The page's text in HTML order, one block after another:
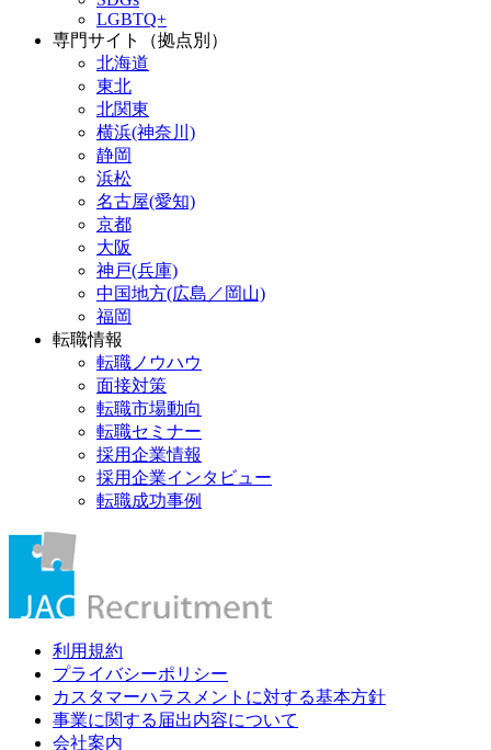
LGBTQ+
専門サイト（拠点別）
北海道
東北
北関東
横浜(神奈川)
静岡
浜松
名古屋(愛知)
京都
大阪
神戸(兵庫)
中国地方(広島／岡山)
福岡
転職情報
転職ノウハウ
面接対策
転職市場動向
転職セミナー
採用企業情報
採用企業インタビュー
転職成功事例
利用規約
プライバシーポリシー
カスタマーハラスメントに対する基本方針
事業に関する届出内容について
会社案内